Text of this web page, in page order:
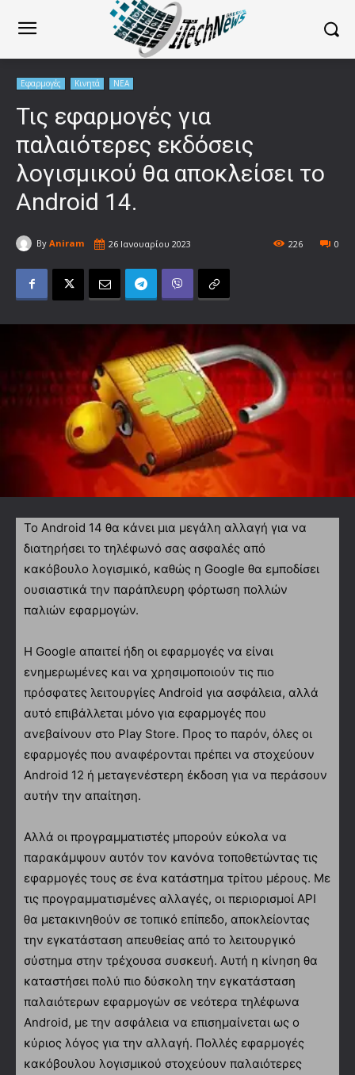
Εφαρμογές Κινητά ΝΕΑ
Τις εφαρμογές για
παλαιότερες εκδόσεις
λογισμικού θα αποκλείσει το
Android 14.
By Aniram 26 Ιανουαρίου 2023 0
226
Το Android 14 θα κάνει μια μεγάλη αλλαγή για να
διατηρήσει το τηλέφωνό σας ασφαλές από
κακόβουλο λογισμικό, καθώς η Google θα εμποδίσει
ουσιαστικά την παράπλευρη φόρτωση πολλών
παλιών εφαρμογών.
Η Google απαιτεί ήδη οι εφαρμογές να είναι
ενημερωμένες και να χρησιμοποιούν τις πιο
πρόσφατες λειτουργίες Android για ασφάλεια, αλλά
αυτό επιβάλλεται μόνο για εφαρμογές που
ανεβαίνουν στο Play Store. Προς το παρόν, όλες οι
εφαρμογές που αναφέρονται πρέπει να στοχεύουν
Android 12 ή μεταγενέστερη έκδοση για να περάσουν
αυτήν την απαίτηση.
Αλλά οι προγραμματιστές μπορούν εύκολα να
παρακάμψουν αυτόν τον κανόνα τοποθετώντας τις
εφαρμογές τους σε ένα κατάστημα τρίτου μέρους. Με
τις προγραμματισμένες αλλαγές, οι περιορισμοί API
θα μετακινηθούν σε τοπικό επίπεδο, αποκλείοντας
την εγκατάσταση απευθείας από το λειτουργικό
σύστημα στην τρέχουσα συσκευή. Αυτή η κίνηση θα
καταστήσει πολύ πιο δύσκολη την εγκατάσταση
παλαιότερων εφαρμογών σε νεότερα τηλέφωνα
Android, με την ασφάλεια να επισημαίνεται ως ο
κύριος λόγος για την αλλαγή. Πολλές εφαρμογές
κακόβουλου λογισμικού στοχεύουν παλαιότερες